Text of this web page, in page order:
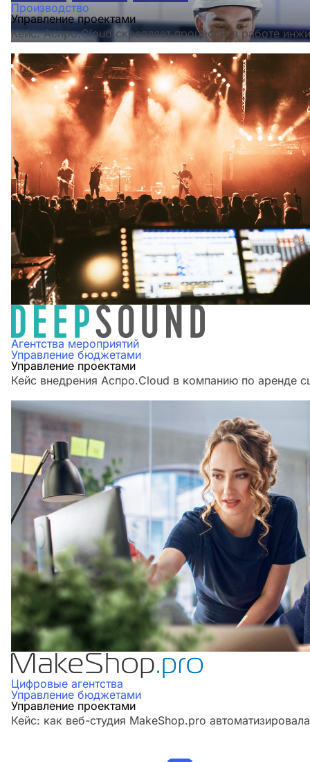
Производство
Управление проектами
Кейс: Аспро.Cloud скрепляет процессы в работе
Агентства мероприятий
Управление бюджетами
Управление проектами
Кейс внедрения Аспро.Cloud в компанию по аренде
Цифровые агентства
Управление бюджетами
Управление проектами
Кейс: как веб-студия MakeShop.pro